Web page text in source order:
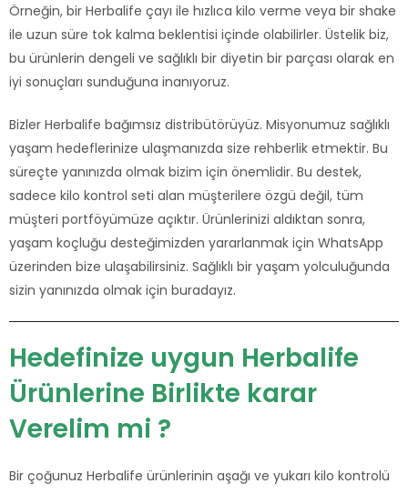
Örneğin, bir Herbalife çayı ile hızlıca kilo verme veya bir shake
ile uzun süre tok kalma beklentisi içinde olabilirler. Üstelik biz,
bu ürünlerin dengeli ve sağlıklı bir diyetin bir parçası olarak en
iyi sonuçları sunduğuna inanıyoruz.
Bizler Herbalife bağımsız distribütörüyüz. Misyonumuz sağlıklı
yaşam hedeflerinize ulaşmanızda size rehberlik etmektir. Bu
süreçte yanınızda olmak bizim için önemlidir. Bu destek,
sadece kilo kontrol seti alan müşterilere özgü değil, tüm
müşteri portföyümüze açıktır. Ürünlerinizi aldıktan sonra,
yaşam koçluğu desteğimizden yararlanmak için WhatsApp
üzerinden bize ulaşabilirsiniz. Sağlıklı bir yaşam yolculuğunda
sizin yanınızda olmak için buradayız.
Hedefinize uygun Herbalife
Ürünlerine Birlikte karar
Verelim mi ?
Bir çoğunuz Herbalife ürünlerinin aşağı ve yukarı kilo kontrolü